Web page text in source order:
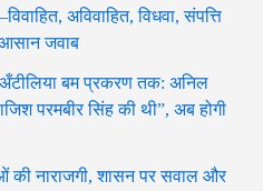
अविवाहित, विधवा, संपत्ति
जवाब
बम प्रकरण तक: अनिल
परमबीर सिंह की थी”, अब होगी
की नाराजगी, शासन पर सवाल और